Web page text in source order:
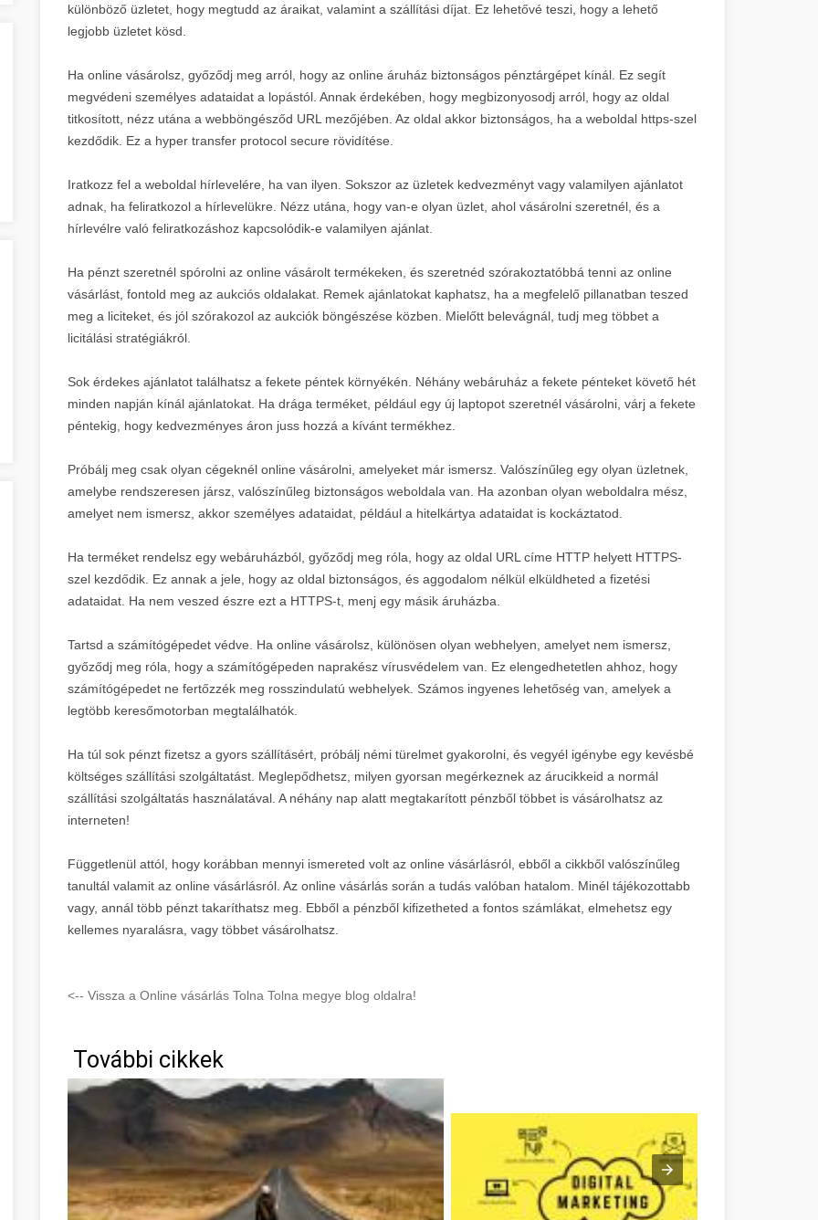
különböző üzletet, hogy megtudd az áraikat, valamint a szállítási díjat. Ez lehetővé teszi, hogy a lehető
legjobb üzletet kösd.
Ha online vásárolsz, győződj meg arról, hogy az online áruház biztonságos pénztárgépet kínál. Ez segít
megvédeni személyes adataidat a lopástól. Annak érdekében, hogy megbizonyosodj arról, hogy az oldal
titkosított, nézz utána a webböngésződ URL mezőjében. Az oldal akkor biztonságos, ha a weboldal https-szel
kezdődik. Ez a hyper transfer protocol secure rövidítése.
Iratkozz fel a weboldal hírlevelére, ha van ilyen. Sokszor az üzletek kedvezményt vagy valamilyen ajánlatot
adnak, ha feliratkozol a hírlevelükre. Nézz utána, hogy van-e olyan üzlet, ahol vásárolni szeretnél, és a
hírlevélre való feliratkozáshoz kapcsolódik-e valamilyen ajánlat.
Ha pénzt szeretnél spórolni az online vásárolt termékeken, és szeretnéd szórakoztatóbbá tenni az online
vásárlást, fontold meg az aukciós oldalakat. Remek ajánlatokat kaphatsz, ha a megfelelő pillanatban teszed
meg a liciteket, és jól szórakozol az aukciók böngészése közben. Mielőtt belevágnál, tudj meg többet a
licitálási stratégiákról.
Sok érdekes ajánlatot találhatsz a fekete péntek környékén. Néhány webáruház a fekete pénteket követő hét
minden napján kínál ajánlatokat. Ha drága terméket, például egy új laptopot szeretnél vásárolni, várj a fekete
péntekig, hogy kedvezményes áron juss hozzá a kívánt termékhez.
Próbálj meg csak olyan cégeknél online vásárolni, amelyeket már ismersz. Valószínűleg egy olyan üzletnek,
amelybe rendszeresen jársz, valószínűleg biztonságos weboldala van. Ha azonban olyan weboldalra mész,
amelyet nem ismersz, akkor személyes adataidat, például a hitelkártya adataidat is kockáztatod.
Ha terméket rendelsz egy webáruházból, győződj meg róla, hogy az oldal URL címe HTTP helyett HTTPS-
szel kezdődik. Ez annak a jele, hogy az oldal biztonságos, és aggodalom nélkül elküldheted a fizetési
adataidat. Ha nem veszed észre ezt a HTTPS-t, menj egy másik áruházba.
Tartsd a számítógépedet védve. Ha online vásárolsz, különösen olyan webhelyen, amelyet nem ismersz,
győződj meg róla, hogy a számítógépeden naprakész vírusvédelem van. Ez elengedhetetlen ahhoz, hogy
számítógépedet ne fertőzzék meg rosszindulatú webhelyek. Számos ingyenes lehetőség van, amelyek a
legtöbb keresőmotorban megtalálhatók.
Ha túl sok pénzt fizetsz a gyors szállításért, próbálj némi türelmet gyakorolni, és vegyél igénybe egy kevésbé
költséges szállítási szolgáltatást. Meglepődhetsz, milyen gyorsan megérkeznek az árucikkeid a normál
szállítási szolgáltatás használatával. A néhány nap alatt megtakarított pénzből többet is vásárolhatsz az
interneten!
Függetlenül attól, hogy korábban mennyi ismereted volt az online vásárlásról, ebből a cikkből valószínűleg
tanultál valamit az online vásárlásról. Az online vásárlás során a tudás valóban hatalom. Minél tájékozottabb
vagy, annál több pénzt takaríthatsz meg. Ebből a pénzből kifizetheted a fontos számlákat, elmehetsz egy
kellemes nyaralásra, vagy többet vásárolhatsz.
<-- Vissza a Online vásárlás Tolna Tolna megye blog oldalra!
További cikkek